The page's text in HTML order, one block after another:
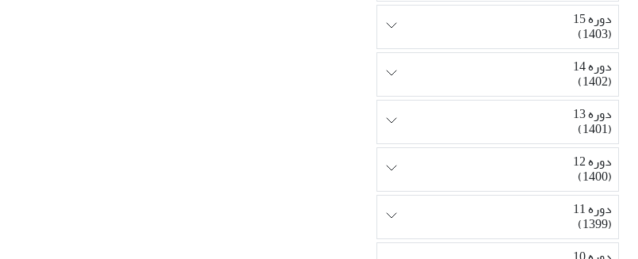
دوره 15
(1403)
دوره 14
(1402)
دوره 13
(1401)
دوره 12
(1400)
دوره 11
(1399)